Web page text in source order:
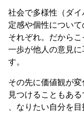
社会で多様性（ダ
定感や個性につい
それぞれ。だから
一歩が他人の意見
す。
その先に価値観が
見つけることもあ
、なりたい自分を目